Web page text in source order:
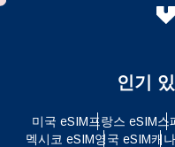
인기
미국 eSIM프랑스 eSIM스
멕시코 eSIM영국 eSIM캐